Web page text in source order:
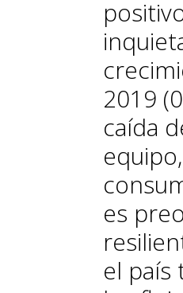
2019
caída
es
el país